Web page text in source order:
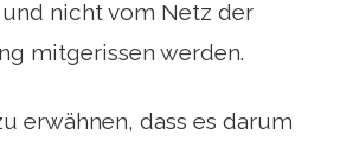
nicht vom Netz der
mitgerissen werden.
erwähnen, dass es darum